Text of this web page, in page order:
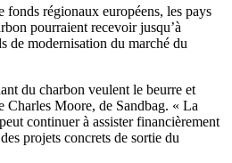
fonds régionaux européens, les pays
pourraient recevoir jusqu’à
de modernisation du marché du
du charbon veulent le beurre et
Charles Moore, de Sandbag. « La
continuer à assister financièrement
projets concrets de sortie du